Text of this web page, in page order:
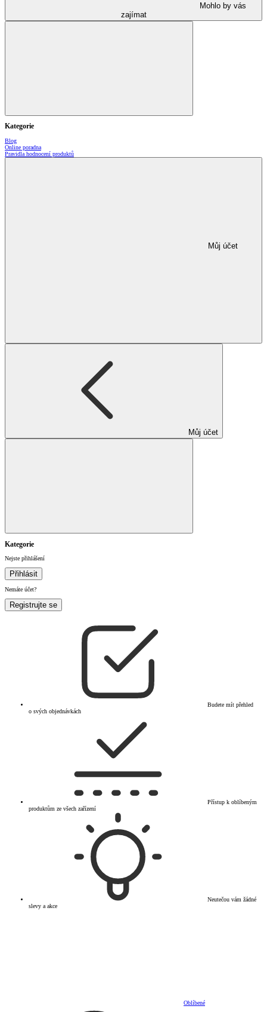
Mohlo by vás
zajímat
Kategorie
Blog
Online poradna
Pravidla hodnocení produktů
Můj účet
Můj účet
Kategorie
Nejste přihlášení
Přihlásit
Nemáte účet?
Registrujte se
Budete mít přehled
o svých objednávkách
Přístup k oblíbeným
produktům ze všech zařízení
Neutečou vám žádné
slevy a akce
Oblíbené